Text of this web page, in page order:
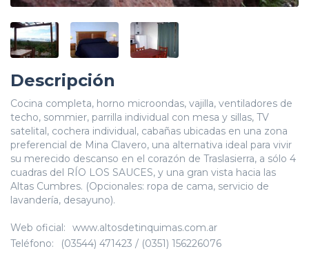
Descripción
Cocina completa, horno microondas, vajilla, ventiladores de
techo, sommier, parrilla individual con mesa y sillas, TV
satelital, cochera individual, cabañas ubicadas en una zona
preferencial de Mina Clavero, una alternativa ideal para vivir
su merecido descanso en el corazón de Traslasierra, a sólo 4
cuadras del RÍO LOS SAUCES, y una gran vista hacia las
Altas Cumbres. (Opcionales: ropa de cama, servicio de
lavandería, desayuno).
Web oficial:
www.altosdetinquimas.com.ar
Teléfono:
(03544) 471423 / (0351) 156226076